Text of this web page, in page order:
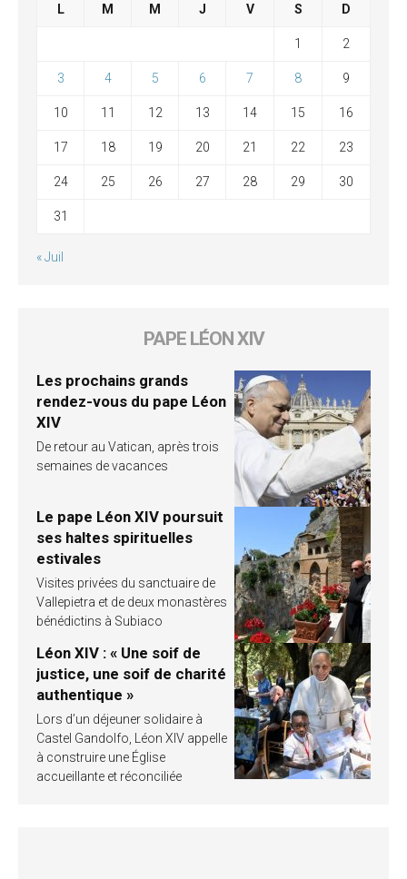
L M M J V S D
1 2
3 4 5 6 7 8 9
10 11 12 13 14 15 16
17 18 19 20 21 22 23
24 25 26 27 28 29 30
31
« Juil
PAPE LÉON XIV
Les prochains grands
rendez-vous du pape Léon
XIV
De retour au Vatican, après trois
semaines de vacances
Le pape Léon XIV poursuit
ses haltes spirituelles
estivales
Visites privées du sanctuaire de
Vallepietra et de deux monastères
bénédictins à Subiaco
Léon XIV : « Une soif de
justice, une soif de charité
authentique »
Lors d’un déjeuner solidaire à
Castel Gandolfo, Léon XIV appelle
à construire une Église
accueillante et réconciliée